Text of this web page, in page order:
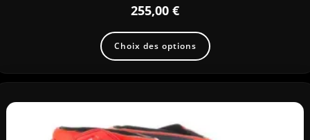
255,00 €
Choix des options